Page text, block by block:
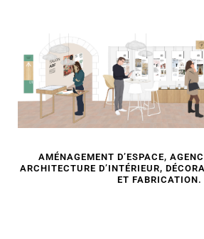
AMÉNAGEMENT D’ESPACE,
ARCHITECTURE D’INTÉRIEUR,
ET FABRICATION.